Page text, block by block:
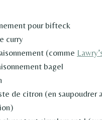
pour bifteck
curry
(comme
bagel
de citron (en saupoudrer